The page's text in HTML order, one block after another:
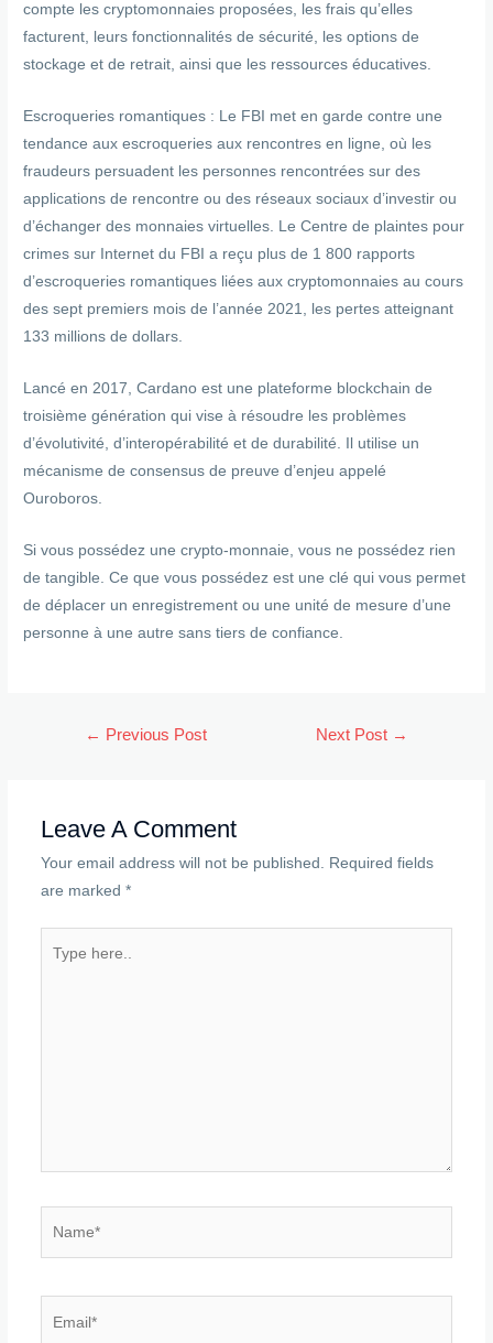
compte les cryptomonnaies proposées, les frais qu’elles
facturent, leurs fonctionnalités de sécurité, les options de
stockage et de retrait, ainsi que les ressources éducatives.
Escroqueries romantiques : Le FBI met en garde contre une
tendance aux escroqueries aux rencontres en ligne, où les
fraudeurs persuadent les personnes rencontrées sur des
applications de rencontre ou des réseaux sociaux d’investir ou
d’échanger des monnaies virtuelles. Le Centre de plaintes pour
crimes sur Internet du FBI a reçu plus de 1 800 rapports
d’escroqueries romantiques liées aux cryptomonnaies au cours
des sept premiers mois de l’année 2021, les pertes atteignant
133 millions de dollars.
Lancé en 2017, Cardano est une plateforme blockchain de
troisième génération qui vise à résoudre les problèmes
d’évolutivité, d’interopérabilité et de durabilité. Il utilise un
mécanisme de consensus de preuve d’enjeu appelé
Ouroboros.
Si vous possédez une crypto-monnaie, vous ne possédez rien
de tangible. Ce que vous possédez est une clé qui vous permet
de déplacer un enregistrement ou une unité de mesure d’une
personne à une autre sans tiers de confiance.
← Previous Post Next Post →
Leave A Comment
Your email address will not be published. Required fields
are marked *